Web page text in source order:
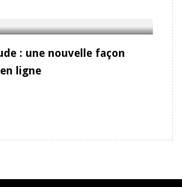
: une nouvelle façon
ligne